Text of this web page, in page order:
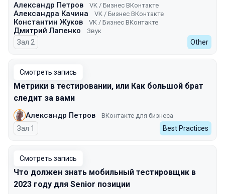
Александр Петров VK / Бизнес ВКонтакте
Александра Качина VK / Бизнес ВКонтакте
Константин Жуков VK / Бизнес ВКонтакте
Дмитрий Лапенко Звук
Зал 2 Other
Смотреть запись
Метрики в тестировании, или Как большой брат
следит за вами
Александр Петров ВКонтакте для бизнеса
Зал 1 Best Practices
Смотреть запись
Что должен знать мобильный тестировщик в
2023 году для Senior позиции